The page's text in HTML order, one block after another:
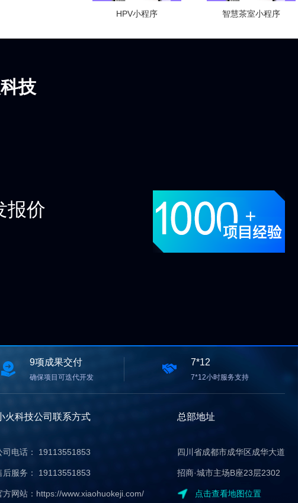
HPV小程序 智慧茶室小程序
技
报价
9项成果交付
确保项目可迭代开发
7*12
7*12小时服务支持
火科技公司联系方式
司电话： 19113551853
后服务： 19113551853
方网站： https://www.xiaohuokeji.com/
总部地址
四川省成都市成华区成华大道
招商·城市主场B座23层2302
点击查看地图位置